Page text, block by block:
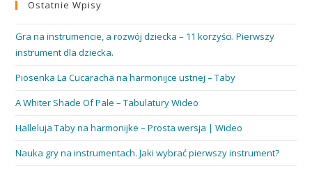
Ostatnie Wpisy
Gra na instrumencie, a rozwój dziecka – 11 korzyści. Pierwszy
instrument dla dziecka.
Piosenka La Cucaracha na harmonijce ustnej – Taby
A Whiter Shade Of Pale – Tabulatury Wideo
Halleluja Taby na harmonijke – Prosta wersja | Wideo
Nauka gry na instrumentach. Jaki wybrać pierwszy instrument?